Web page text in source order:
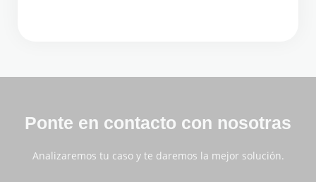
Ponte en contacto con nosotras
Analizaremos tu caso y te daremos la mejor solución.